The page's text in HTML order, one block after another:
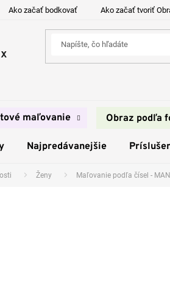
Ako začať bodkovať Ako začať tvoriť
maľovanie Obraz podľa
Najpredávanejšie
Ženy Maľovanie podľa čísel -